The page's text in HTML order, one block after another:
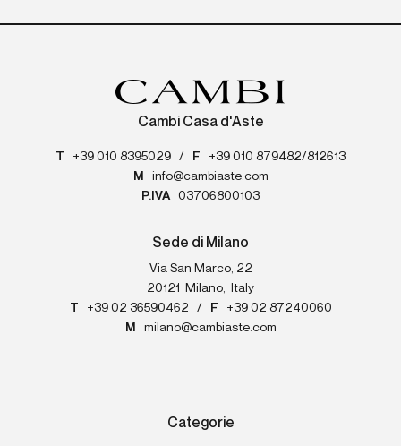
Cambi Casa d'Aste
T +39 010 8395029 / F
+39 010 879482/812613
M
info@cambiaste.com
P.IVA
03706800103
Sede di Milano
Via San Marco, 22
20121
Milano,
Italy
T
+39 02 36590462 / F
+39 02 87240060
M
milano@cambiaste.com
Categorie